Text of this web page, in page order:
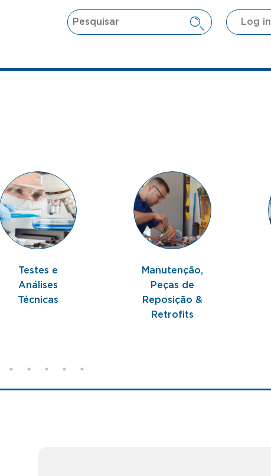
Log in
Testes e
Análises
Técnicas
Manutenção,
Peças de
Reposição &
Retrofits